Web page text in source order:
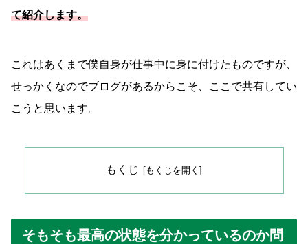
て紹介します。
これはあくまで僕自身が仕事中に身に付けたものですが、
せっかくなのでブログがあるからこそ、ここで共有してい
こうと思います。
もくじ
そもそも最高の状態を分かっているのか問